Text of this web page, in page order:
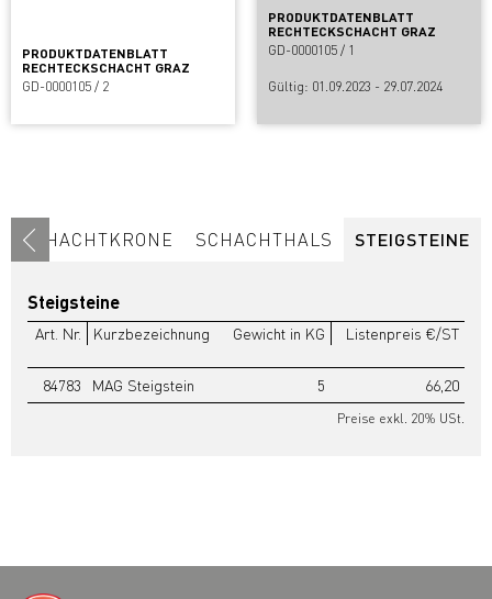
PRODUKTDATENBLATT
RECHTECKSCHACHT GRAZ
GD-0000105 / 1
Gültig: 01.09.2023 - 29.07.2024
PRODUKTDATENBLATT
RECHTECKSCHACHT GRAZ
GD-0000105 / 2
SCHACHTKRONE SCHACHTHALS STEIGSTEINE
Steigsteine
Art. Nr. Kurzbezeichnung Gewicht in KG Listenpreis €/ST
84783 MAG Steigstein 5 66,20
Preise exkl. 20% USt.